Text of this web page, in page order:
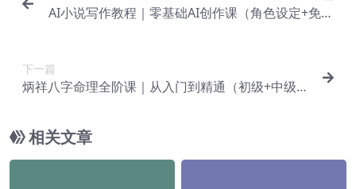
AI小说写作教程｜零基础AI创作课（角色设定+免费
下一篇
炳祥八字命理全阶课｜从入门到精通（初级+中级班
相关文章